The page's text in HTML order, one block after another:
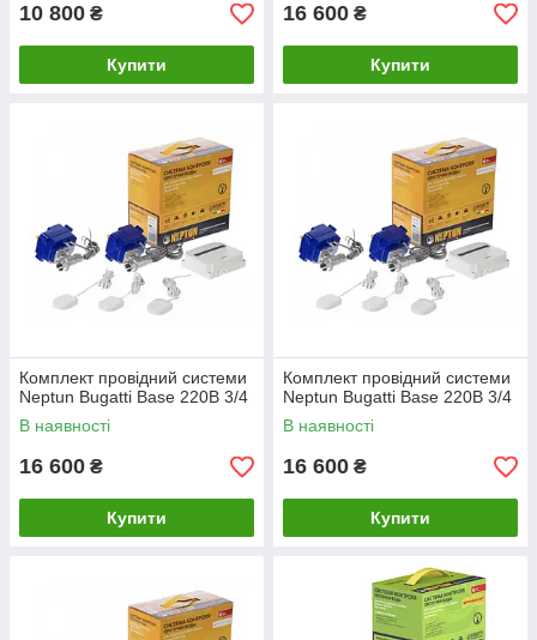
10 800 ₴
Купити
16 600 ₴
Купити
Комплект провідний системи
Neptun Bugatti Base 220B 3/4
В наявності
16 600 ₴
Купити
Комплект провідний системи
Neptun Bugatti Base 220B 3/4
В наявності
16 600 ₴
Купити